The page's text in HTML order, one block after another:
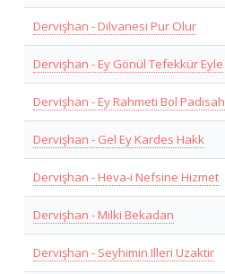
Dervişhan - Dilvanesi Pur Olur
Dervişhan - Ey Gönül Tefekkür Eyle
Dervişhan - Ey Rahmeti Bol Padisah
Dervişhan - Gel Ey Kardes Hakk
Dervişhan - Heva-i Nefsine Hizmet
Dervişhan - Milki Bekadan
Dervişhan - Seyhimin Illeri Uzaktir